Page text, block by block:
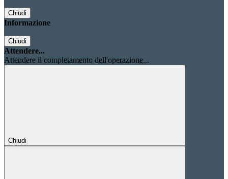
Chiudi
Informazione
Chiudi
Attendere...
Attendere il completamento dell'operazione...
Chiudi